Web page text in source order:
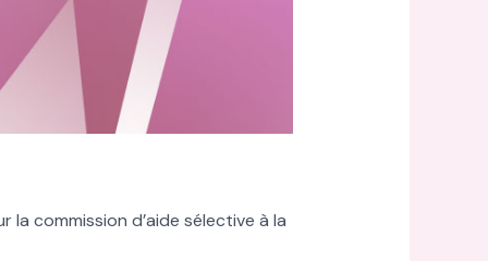
la commission d’aide sélective à la